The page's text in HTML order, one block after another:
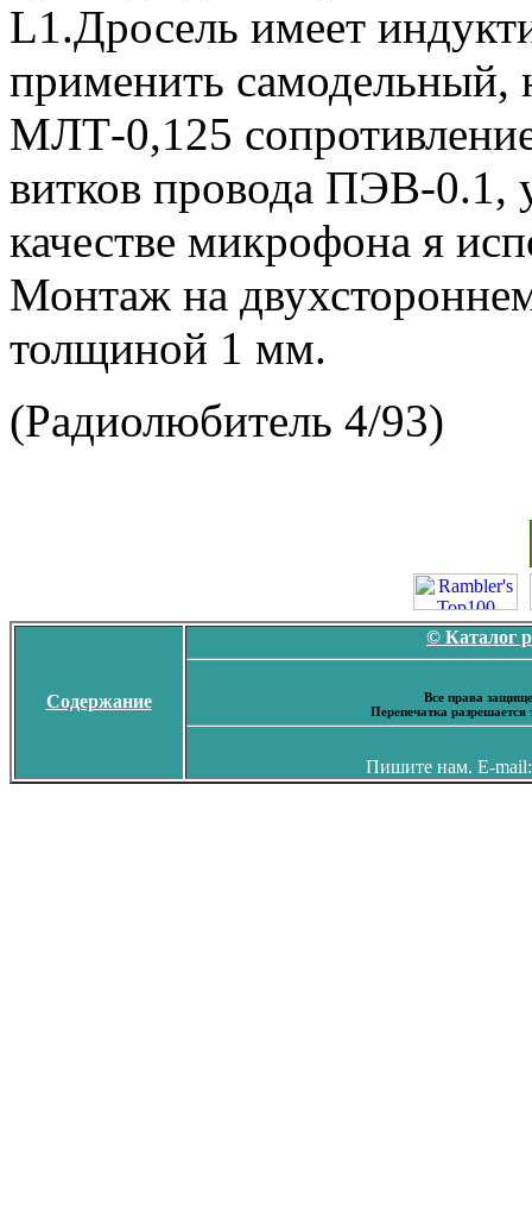
L1.Дросель имеет
применить самодельный,
МЛТ-0,125
витков провода ПЭВ-0.1,
качестве микрофона я
Монтаж на
толщиной 1 мм.
(Радиолюбитель 4/93)
Содержание
© Каталог
Все права
Перепечатка
Пишите нам. E-